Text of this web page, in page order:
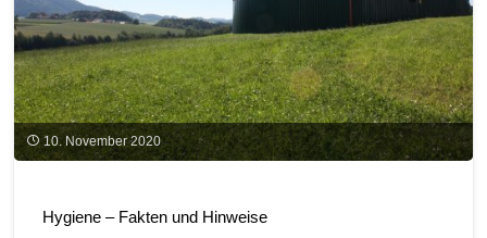
10. November 2020
Hygiene – Fakten und Hinweise